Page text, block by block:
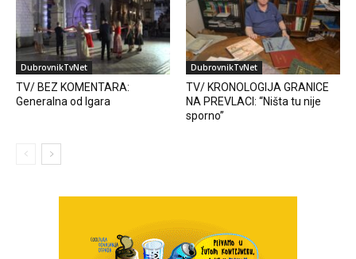
DubrovnikTvNet
TV/ BEZ KOMENTARA:
Generalna od Igara
DubrovnikTvNet
TV/ KRONOLOGIJA GRANICE
NA PREVLACI: “Ništa tu nije
sporno”